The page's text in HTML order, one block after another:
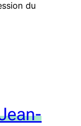
du